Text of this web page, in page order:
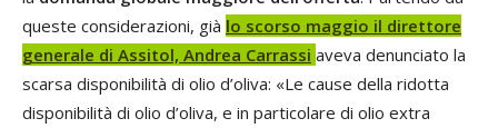
queste considerazioni, già lo scorso maggio il direttore
generale di Assitol, Andrea Carrassi aveva denunciato la
scarsa disponibilità di olio d’oliva: «Le cause della ridotta
disponibilità di olio d’oliva, e in particolare di olio extra